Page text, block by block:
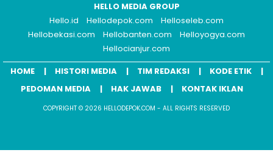
HELLO MEDIA GROUP
Hello.id
Hellodepok.com
Helloseleb.com
Hellobekasi.com
Hellobanten.com
Helloyogya.com
Hellocianjur.com
HOME
HISTORI MEDIA TIM REDAKSI
KODE ETIK
PEDOMAN MEDIA
HAK JAWAB KONTAK IKLAN
COPYRIGHT © 2026 HELLODEPOK.COM - ALL RIGHTS RESERVED